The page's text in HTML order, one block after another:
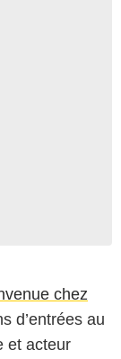
chez
d’entrées au
et acteur